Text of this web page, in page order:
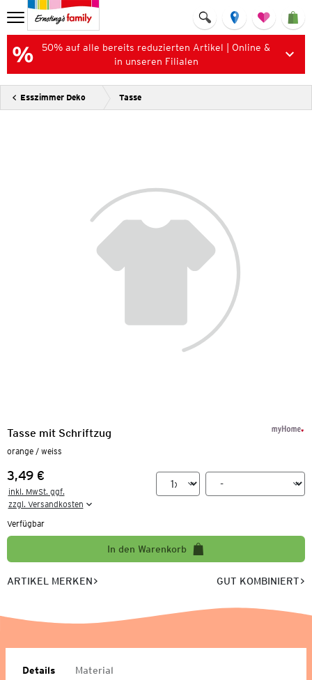
50% auf alle bereits reduzierten Artikel | Online &
in unseren Filialen
Esszimmer Deko Tasse
Tasse mit Schriftzug
orange / weiss
Preis:
3,49 €
inkl. MwSt. ggf.
zzgl. Versandkosten
Verfügbar
In den Warenkorb
ARTIKEL MERKEN GUT KOMBINIERT
Details Material